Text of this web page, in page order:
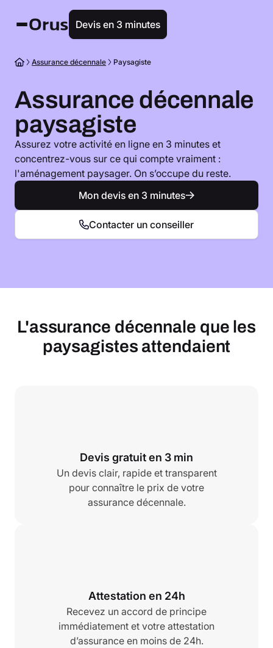
Devis en 3 minutes
Assurance décennale Paysagiste
Assurance décennale
paysagiste
Assurez votre activité en ligne en 3 minutes et
concentrez-vous sur ce qui compte vraiment :
l'aménagement paysager. On s’occupe du reste.
Mon devis en 3 minutes
Contacter un conseiller
L'assurance décennale que les
paysagistes attendaient
Devis gratuit en 3 min
Un devis clair, rapide et transparent
pour connaître le prix de votre
assurance décennale.
Attestation en 24h
Recevez un accord de principe
immédiatement et votre attestation
d’assurance en moins de 24h.